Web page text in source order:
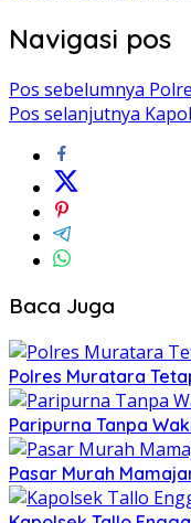
Navigasi pos
Pos sebelumnya
Pos selanjutnya
Baca Juga
Polres Muratara
Paripurna Tanpa
Pasar Murah